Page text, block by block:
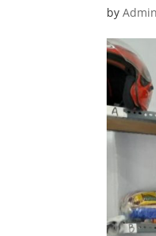
by